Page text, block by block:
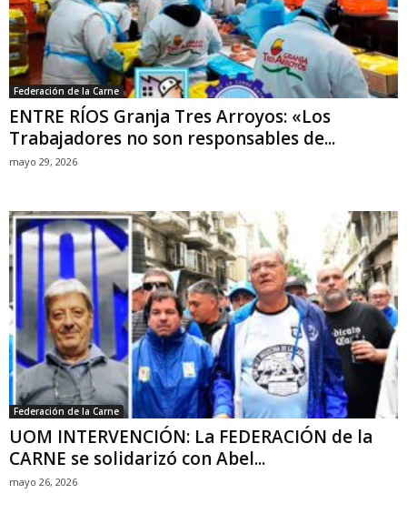
Federación de la Carne
ENTRE RÍOS Granja Tres Arroyos: «Los
Trabajadores no son responsables de...
mayo 29, 2026
Federación de la Carne
UOM INTERVENCIÓN: La FEDERACIÓN de la
CARNE se solidarizó con Abel...
mayo 26, 2026